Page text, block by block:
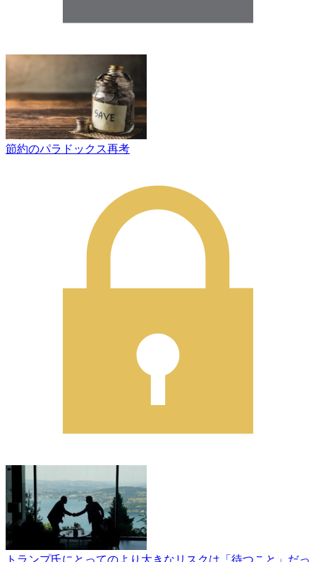
節約のパラドックス再考
トランプ氏にとってのより大きなリスクは「待つこと」だっ